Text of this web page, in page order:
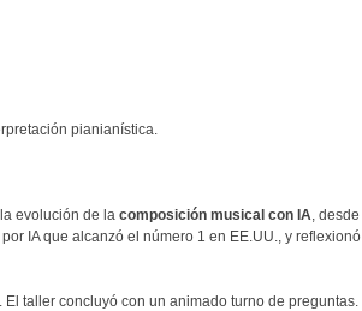
pianianística.
evolución de la composición musical con IA, desde
IA que alcanzó el número 1 en EE.UU., y reflexionó
El taller concluyó con un animado turno de preguntas.